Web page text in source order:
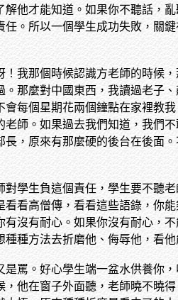
他才能知道。如果你不聽話，
。所以一個學生成功失敗，關
我那個時候認識方老師的時候
那麼對中國東西，我讀過老子
每個星期花兩個鐘點在家裡教
師。如果過去我們知道，我們
，原來有那麼硬的後台在後面
學生負這個責任，學生要不聽
看高僧傳，看看這些語錄，你
沒有耐心。如果你沒有耐心，
種方法去折磨他、侮辱他，看
罵。好心學生端一盆水供養你
他在窗子外面聽，老師曉不曉